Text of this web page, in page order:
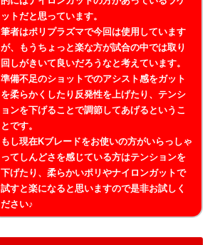
ットだと思っています。
筆者はポリプラズマで今回は使用しています
が、もうちょっと楽な方が試合の中では取り
回しがきいて良いだろうなと考えています。
準備不足のショットでのアシスト感をガット
を柔らかくしたり反発性を上げたり、テンシ
ョンを下げることで調節してあげるというこ
とです。
もし現在Kブレードをお使いの方がいらっしゃ
ってしんどさを感じている方はテンションを
下げたり、柔らかいポリやナイロンガットで
試すと楽になると思いますので是非お試しく
ださい♪